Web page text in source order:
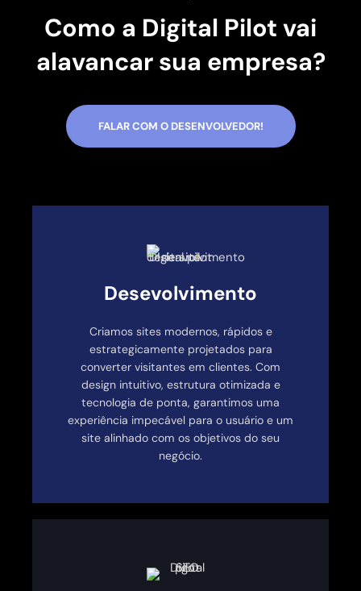
Como a Digital Pilot vai
alavancar sua empresa?
FALAR COM O DESENVOLVEDOR!
Desevolvimento
Criamos sites modernos, rápidos e
estrategicamente projetados para
converter visitantes em clientes. Com
design intuitivo, estrutura otimizada e
tecnologia de ponta, garantimos uma
experiência impecável para o usuário e um
site alinhado com os objetivos do seu
negócio.